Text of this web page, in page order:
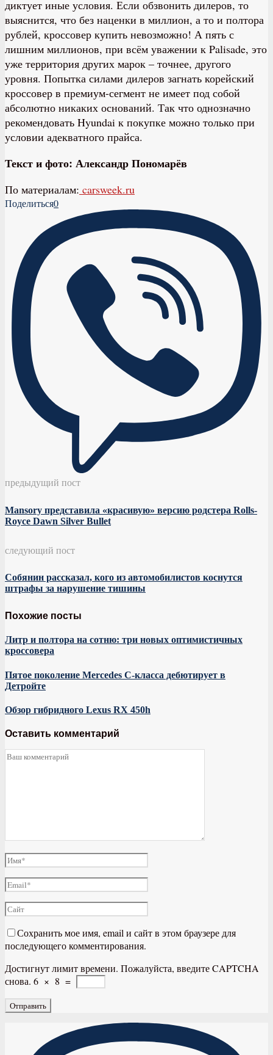
диктует иные условия. Если обзвонить дилеров, то
выяснится, что без наценки в миллион, а то и полтора
рублей, кроссовер купить невозможно! А пять с
лишним миллионов, при всём уважении к Palisade, это
уже территория других марок – точнее, другого
уровня. Попытка силами дилеров загнать корейский
кроссовер в премиум-сегмент не имеет под собой
абсолютно никаких оснований. Так что однозначно
рекомендовать Hyundai к покупке можно только при
условии адекватного прайса.
Текст и фото: Александр Пономарёв
По материалам: carsweek.ru
Поделиться0
предыдущий пост
Mansory представила «красивую» версию родстера Rolls-
Royce Dawn Silver Bullet
следующий пост
Собянин рассказал, кого из автомобилистов коснутся
штрафы за нарушение тишины
Похожие посты
Литр и полтора на сотню: три новых оптимистичных
кроссовера
Пятое поколение Mercedes C-класса дебютирует в
Детройте
Обзор гибридного Lexus RX 450h
Оставить комментарий
Сохранить мое имя, email и сайт в этом браузере для
последующего комментирования.
Достигнут лимит времени. Пожалуйста, введите CAPTCHA
снова. 6 × 8 =